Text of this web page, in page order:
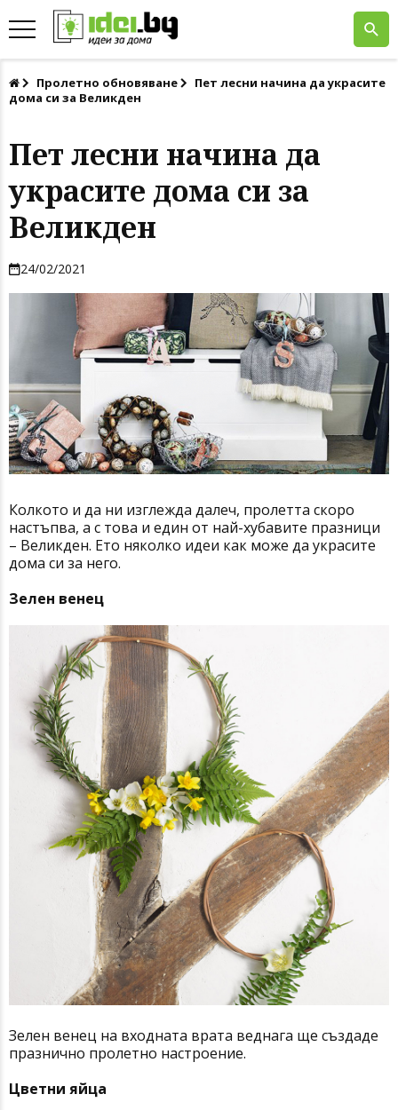
Пролетно обновяване
Пет лесни начина да украсите
дома си за Великден
Пет лесни начина да
украсите дома си за
Великден
24/02/2021
Колкото и да ни изглежда далеч, пролетта скоро
настъпва, а с това и един от най-хубавите празници
– Великден. Ето няколко идеи как може да украсите
дома си за него.
Зелен венец
Зелен венец на входната врата веднага ще създаде
празнично пролетно настроение.
Цветни яйца